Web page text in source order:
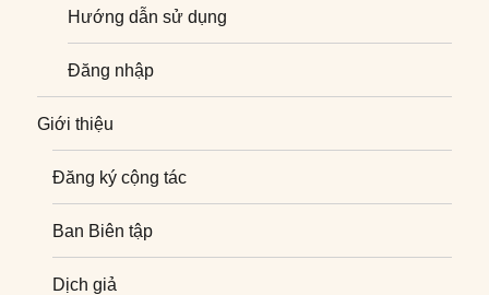
Hướng dẫn sử dụng
Đăng nhập
Giới thiệu
Đăng ký cộng tác
Ban Biên tập
Dịch giả